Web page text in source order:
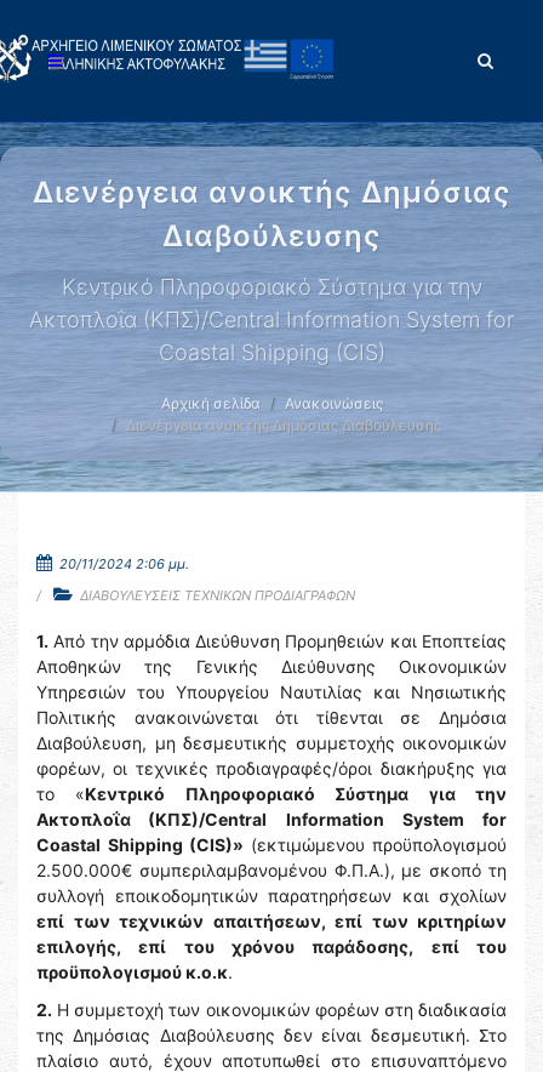
Διενέργεια ανοικτής Δημόσιας
Διαβούλευσης
Κεντρικό Πληροφοριακό Σύστημα για την
Ακτοπλοΐα (ΚΠΣ)/Central Information System for
Coastal Shipping (CIS)
Αρχική σελίδα
Ανακοινώσεις
Διενέργεια ανοικτής Δημόσιας Διαβούλευσης
20/11/2024 2:06 μμ.
ΔΙΑΒΟΥΛΕΥΣΕΙΣ ΤΕΧΝΙΚΩΝ ΠΡΟΔΙΑΓΡΑΦΩΝ
1. Από την αρμόδια Διεύθυνση Προμηθειών και Εποπτείας
Αποθηκών της Γενικής Διεύθυνσης Οικονομικών
Υπηρεσιών του Υπουργείου Ναυτιλίας και Νησιωτικής
Πολιτικής ανακοινώνεται ότι τίθενται σε Δημόσια
Διαβούλευση, μη δεσμευτικής συμμετοχής οικονομικών
φορέων, οι τεχνικές προδιαγραφές/όροι διακήρυξης για
το «Κεντρικό Πληροφοριακό Σύστημα για την
Ακτοπλοΐα (ΚΠΣ)/Central
Information System
for
Coastal Shipping (CIS)» (εκτιμώμενου προϋπολογισμού
2.500.000€ συμπεριλαμβανομένου Φ.Π.Α.), με σκοπό τη
συλλογή εποικοδομητικών παρατηρήσεων και σχολίων
επί των τεχνικών απαιτήσεων, επί των κριτηρίων
επιλογής, επί του χρόνου παράδοσης, επί του
προϋπολογισμού κ.ο.κ.
2. H συμμετοχή των οικονομικών φορέων στη διαδικασία
της Δημόσιας Διαβούλευσης δεν είναι δεσμευτική. Στο
πλαίσιο αυτό, έχουν αποτυπωθεί στο επισυναπτόμενο